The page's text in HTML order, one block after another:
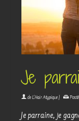
Je
deL'Hair Atypique|
Je parraine, je